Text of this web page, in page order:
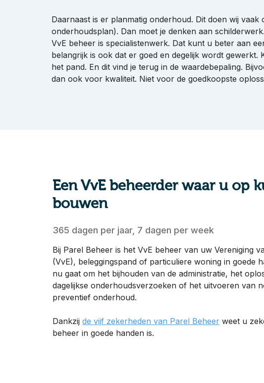
Daarnaast is er planmatig onderhoud. Dit doen wij
onderhoudsplan). Dan moet je denken aan
VvE beheer is specialistenwerk. Dat kunt u beter aan
belangrijk is ook dat er goed en degelijk wordt gewerkt.
het pand. En dit vind je terug in de waardebepaling.
dan ook voor kwaliteit. Niet voor de goedkoopste
Een VvE beheerder waar u op
bouwen
365 dagen per jaar, 7 dagen per week
Bij Parel Beheer is het VvE beheer van uw Vereniging
(VvE), beleggingspand of particuliere woning in goede
nu gaat om het bijhouden van de administratie, het
dagelijkse onderhoudsverzoeken of het uitvoeren van
preventief onderhoud.
Dankzij de vijf zekerheden van Parel Beheer weet u
beheer in goede handen is.